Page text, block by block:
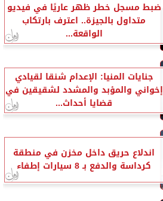
ضبط مسجل خطر ظهر عاريًا في فيديو
متداول بالجيزة.. اعترف بارتكاب
الواقعة...
جنايات المنيا: الإعدام شنقا لقيادي
إخواني والمؤبد والمشدد لشقيقين في
قضايا أحداث...
اندلاع حريق داخل مخزن في منطقة
كرداسة والدفع بـ 8 سيارات إطفاء